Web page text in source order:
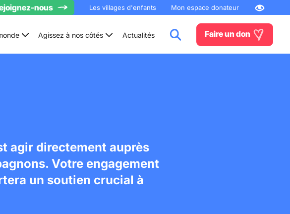
nous Les villages d'enfants Mon espace donateur
Agissez à nos côtés Actualités Faire un don
agir directement auprès
Votre engagement
un soutien crucial à